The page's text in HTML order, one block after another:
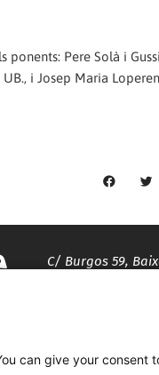
Pere Solà i
i Josep Maria
C/ Burgos 59,
935 120 481
can give your consent